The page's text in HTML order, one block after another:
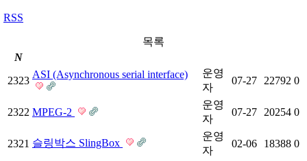
RSS
목록
N
2323
ASI (Asynchronous serial interface)
운영
자
07-27 22792 0
2322 MPEG-2
운영
자
07-27 20254 0
2321 슬링박스 SlingBox
운영
자
02-06 18388 0